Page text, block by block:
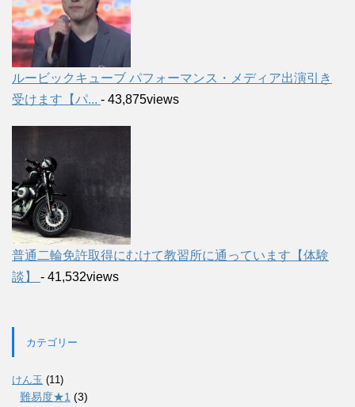
ルービックキューブ パフォーマンス・メディア出演引き
受けます【パ... - 43,875views
普通二輪免許取得にむけて教習所に通っています【体験
談】 - 41,532views
カテゴリー
けん玉 (11)
難易度★1 (3)